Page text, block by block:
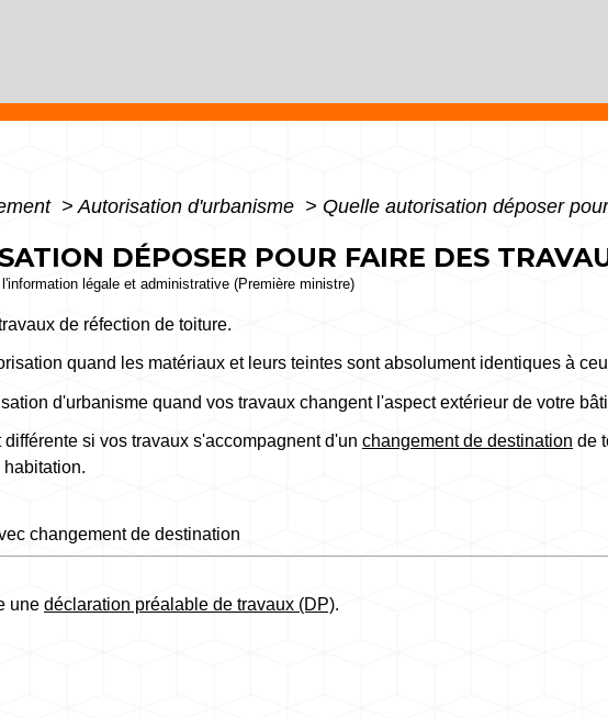
> Autorisation d'urbanisme > Quelle autorisation déposer
DÉPOSER POUR FAIRE DES
légale et administrative (Première ministre)
de réfection de toiture.
quand les matériaux et leurs teintes sont absolument identiques à
d'urbanisme quand vos travaux changent l'aspect extérieur de votre
si vos travaux s'accompagnent d'un changement de destination de
changement de destination
une déclaration préalable de travaux (DP).